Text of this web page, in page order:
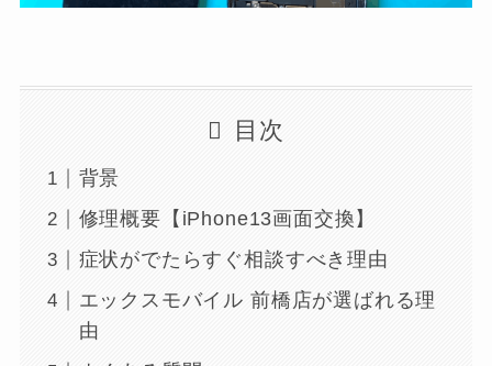
目次
背景
修理概要【iPhone13画面交換】
症状がでたらすぐ相談すべき理由
エックスモバイル 前橋店が選ばれる理
由